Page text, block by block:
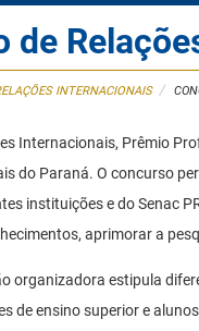
de
INTERNACIONAIS /
Internacionais, Prêmio
do Paraná. O concurso
instituições e do Senac
aprimorar a
organizadora estipula
de ensino superior e alunos